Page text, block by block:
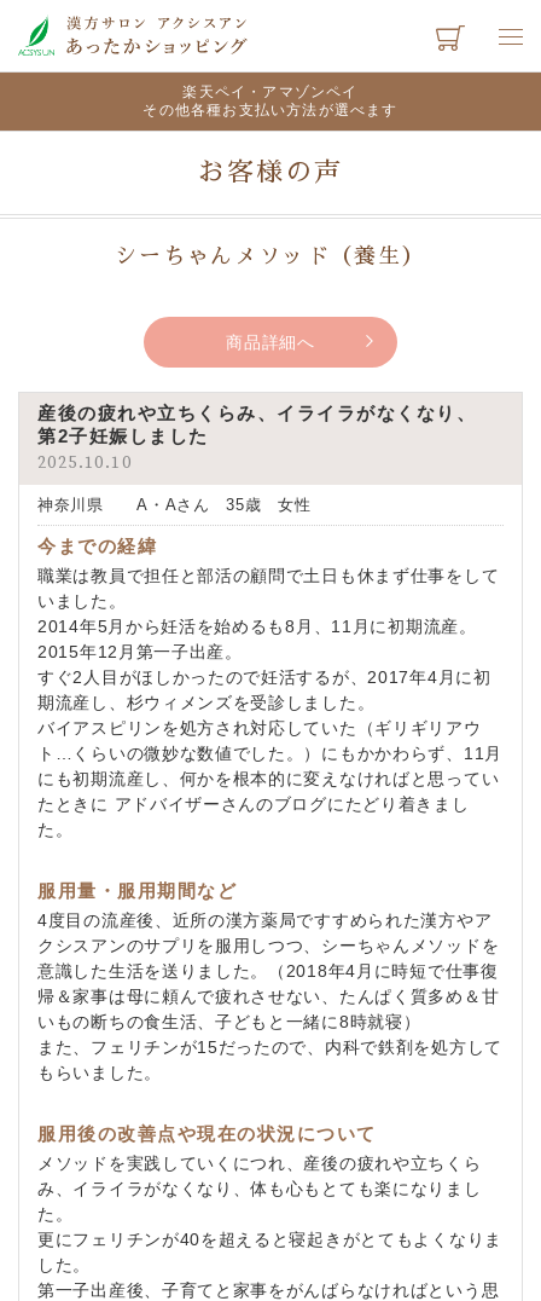
楽天ペイ・アマゾンペイ
その他各種お支払い方法が選べます
お客様の声
シーちゃんメソッド（養生）
商品詳細へ
産後の疲れや立ちくらみ、イライラがなくなり、
第2子妊娠しました
2025.10.10
神奈川県 A・Aさん 35歳 女性
今までの経緯
職業は教員で担任と部活の顧問で土日も休まず仕事をして
いました。
2014年5月から妊活を始めるも8月、11月に初期流産。
2015年12月第一子出産。
すぐ2人目がほしかったので妊活するが、2017年4月に初
期流産し、杉ウィメンズを受診しました。
バイアスピリンを処方され対応していた（ギリギリアウ
ト…くらいの微妙な数値でした。）にもかかわらず、11月
にも初期流産し、何かを根本的に変えなければと思ってい
たときに アドバイザーさんのブログにたどり着きまし
た。
服用量・服用期間など
4度目の流産後、近所の漢方薬局ですすめられた漢方やア
クシスアンのサプリを服用しつつ、シーちゃんメソッドを
意識した生活を送りました。（2018年4月に時短で仕事復
帰＆家事は母に頼んで疲れさせない、たんぱく質多め＆甘
いもの断ちの食生活、子どもと一緒に8時就寝）
また、フェリチンが15だったので、内科で鉄剤を処方して
もらいました。
服用後の改善点や現在の状況について
メソッドを実践していくにつれ、産後の疲れや立ちくら
み、イライラがなくなり、体も心もとても楽になりまし
た。
更にフェリチンが40を超えると寝起きがとてもよくなりま
した。
第一子出産後、子育てと家事をがんばらなければという思